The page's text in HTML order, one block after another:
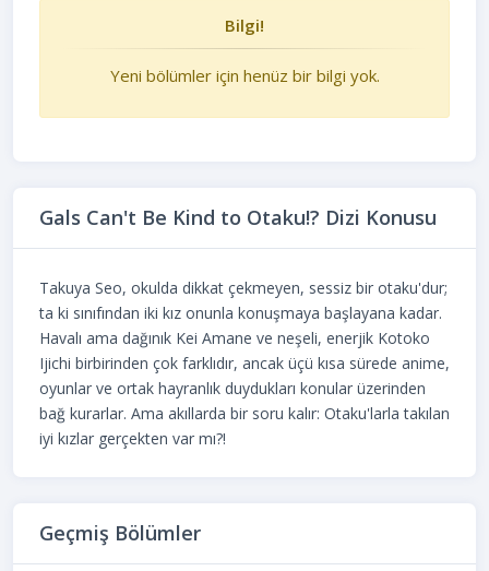
Bilgi!
Yeni bölümler için henüz bir bilgi yok.
Gals Can't Be Kind to Otaku!? Dizi Konusu
Takuya Seo, okulda dikkat çekmeyen, sessiz bir otaku'dur;
ta ki sınıfından iki kız onunla konuşmaya başlayana kadar.
Havalı ama dağınık Kei Amane ve neşeli, enerjik Kotoko
Ijichi birbirinden çok farklıdır, ancak üçü kısa sürede anime,
oyunlar ve ortak hayranlık duydukları konular üzerinden
bağ kurarlar. Ama akıllarda bir soru kalır: Otaku'larla takılan
iyi kızlar gerçekten var mı?!
Geçmiş Bölümler